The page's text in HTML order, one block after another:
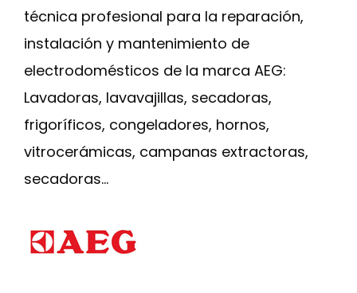
técnica profesional para la reparación,
instalación y mantenimiento de
electrodomésticos de la marca AEG:
Lavadoras, lavavajillas, secadoras,
frigoríficos, congeladores, hornos,
vitrocerámicas, campanas extractoras,
secadoras…